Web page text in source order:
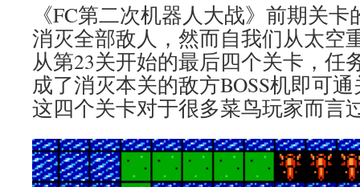
《FC第二次机器人大战》前期关
消灭全部敌人，然而自我们从太空
从第23关开始的最后四个关卡，任
成了消灭本关的敌方BOSS机即可
这四个关卡对于很多菜鸟玩家而言